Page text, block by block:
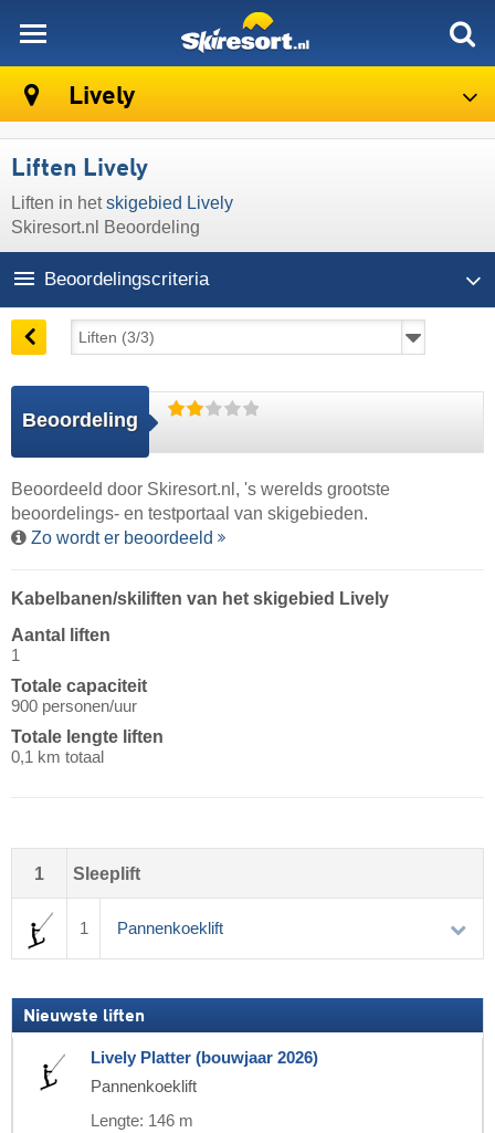
Lively
Liften Lively
Liften in hetskigebied Lively
Skiresort.nl Beoordeling
Beoordelingscriteria
Beoordeling
Beoordeeld door Skiresort.nl , 's werelds grootste
beoordelings- en testportaal van skigebieden.
Zo wordt er beoordeeld
Kabelbanen/​skiliften van het skigebied Lively
Aantal liften
1
Totale capaciteit
900 personen/uur
Totale lengte liften
0,1 km totaal
1 Sleeplift
1 Pannenkoeklift
Nieuwste liften
Lively Platter (bouwjaar 2026)
Pannenkoeklift
Lengte: 146 m